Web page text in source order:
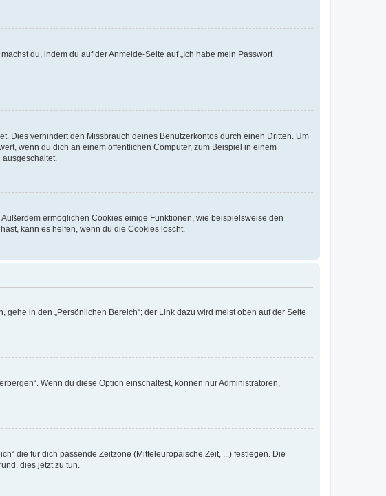
du, indem du auf der Anmelde-Seite auf „Ich habe mein Passwort
Dies verhindert den Missbrauch deines Benutzerkontos durch einen Dritten. Um
wenn du dich an einem öffentlichen Computer, zum Beispiel in einem
ermöglichen Cookies einige Funktionen, wie beispielsweise den
kann es helfen, wenn du die Cookies löscht.
in den „Persönlichen Bereich“; der Link dazu wird meist oben auf der Seite
Wenn du diese Option einschaltest, können nur Administratoren,
die für dich passende Zeitzone (Mitteleuropäische Zeit, ...) festlegen. Die
dies jetzt zu tun.